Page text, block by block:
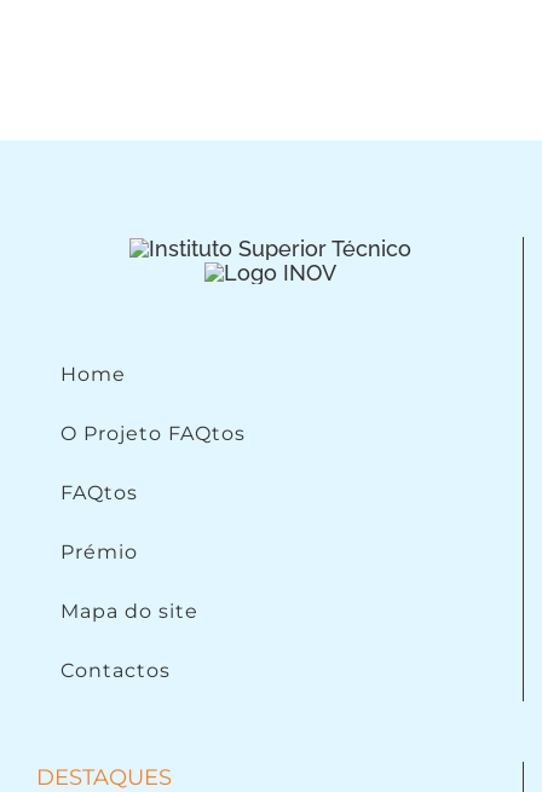
Home
O Projeto FAQtos
FAQtos
Prémio
Mapa do site
Contactos
DESTAQUES